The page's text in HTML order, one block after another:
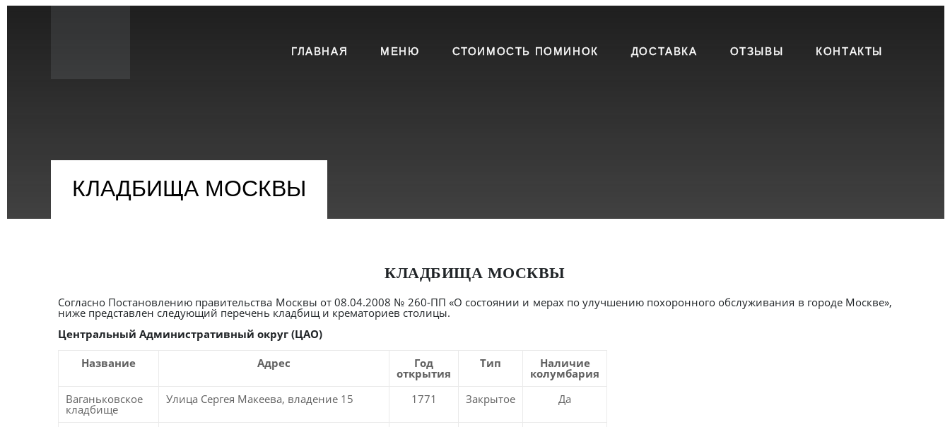
ГЛАВНАЯ МЕНЮ СТОИМОСТЬ ПОМИНОК ДОСТАВКА ОТЗЫВЫ КОНТАКТЫ
КЛАДБИЩА МОСКВЫ
КЛАДБИЩА МОСКВЫ
Согласно Постановлению правительства Москвы от 08.04.2008 № 260-ПП «О состоянии и мерах по улучшению похоронного обслуживания в городе Москве»,
ниже представлен следующий перечень кладбищ и крематориев столицы.
Центральный Административный округ (ЦАО)
Название Адрес Год
открытия
Тип Наличие
колумбария
Ваганьковское
кладбище
Улица Сергея Макеева, владение 15 1771 Закрытое Да